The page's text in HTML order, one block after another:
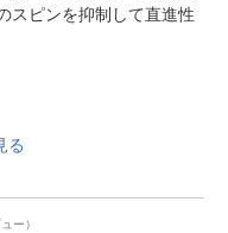
スピンを抑制して直進性
る
ー）